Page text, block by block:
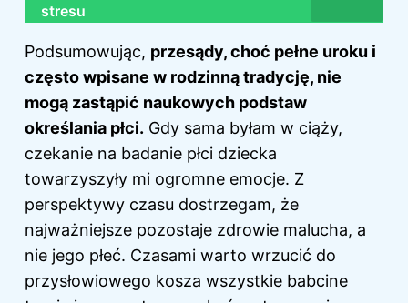
stresu
Podsumowując, przesądy, choć pełne uroku i
często wpisane w rodzinną tradycję, nie
mogą zastąpić naukowych podstaw
określania płci. Gdy sama byłam w ciąży,
czekanie na badanie płci dziecka
towarzyszyły mi ogromne emocje. Z
perspektywy czasu dostrzegam, że
najważniejsze pozostaje zdrowie malucha, a
nie jego płeć. Czasami warto wrzucić do
przysłowiowego kosza wszystkie babcine